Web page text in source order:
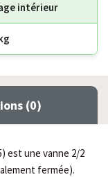
intérieur
(0)
est une vanne 2/2
fermée).